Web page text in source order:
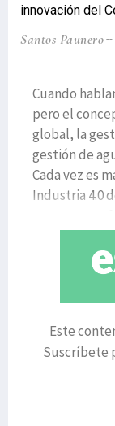
innovación del
Santos Paunero
Cuando
pero el
global, la
gestión de
Cada vez es
Industria 4.0
Este
Suscríbete